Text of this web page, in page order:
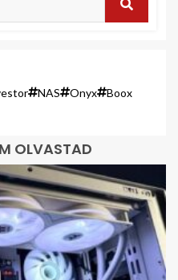
NAS Onyx Boox
OLVASTAD